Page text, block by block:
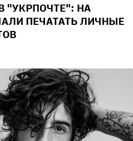
"УКРПОЧТЕ": НА
ПЕЧАТАТЬ ЛИЧНЫЕ